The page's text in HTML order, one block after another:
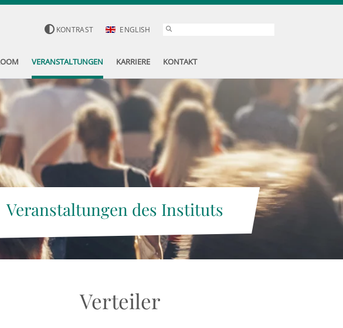
KONTRAST ENGLISH
VERANSTALTUNGEN KARRIERE KONTAKT
Veranstaltungen des Instituts
Verteiler